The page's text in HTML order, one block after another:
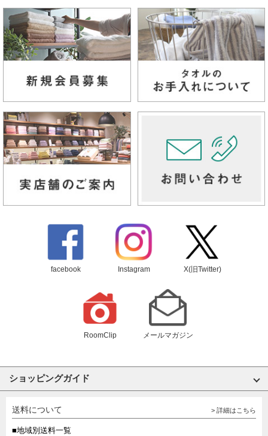
facebook Instagram X(旧Twitter)
RoomClip メールマガジン
ショッピングガイド
送料について > 詳細はこちら
■地域別送料一覧